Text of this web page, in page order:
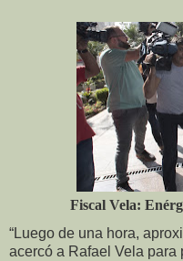
Fiscal Vela:
“Luego de una hora,
acercó a Rafael Vela